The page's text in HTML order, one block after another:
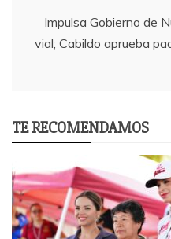
Impulsa Gobierno de
vial; Cabildo aprueba
TE RECOMENDAMOS